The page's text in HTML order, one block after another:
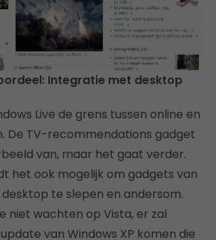
Integratie met desktop
Live de grens tussen online en
De TV-recommendations gadget
van, maar het gaat verder.
het ook mogelijk om gadgets van
te slepen en andersom.
niet wachten op Vista, er zal
van Windows XP komen die